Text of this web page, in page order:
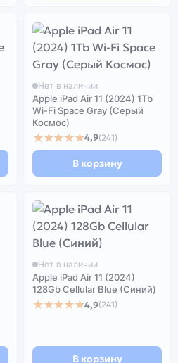
Нет в наличии
Apple iPad Air 11 (2024) 1Tb
Wi-Fi Space Gray (Серый
Космос)
★★★★★4,9(241)
В корзину
Нет в наличии
Apple iPad Air 11 (2024)
128Gb Cellular Blue (Синий)
★★★★★4,9(241)
В корзину